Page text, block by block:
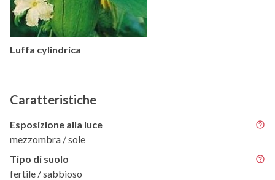
Luffa cylindrica
Caratteristiche
Esposizione alla luce
mezzombra / sole
Tipo di suolo
fertile / sabbioso